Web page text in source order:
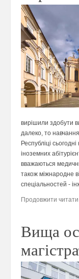
вирішили здобути
далеко, то
Республіці
іноземних
вважаються
також міжнародне
спеціальностей -
Продовжити читати
Вища